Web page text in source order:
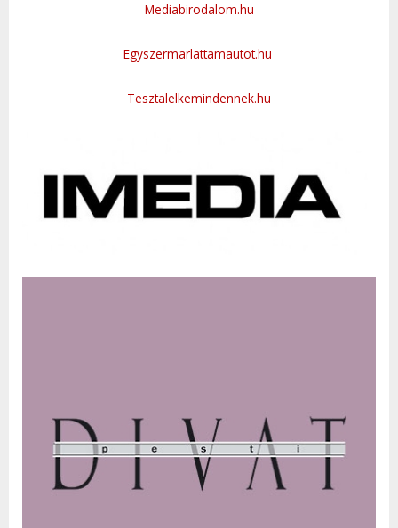
Mediabirodalom.hu
Egyszermarlattamautot.hu
Tesztalelkemindennek.hu